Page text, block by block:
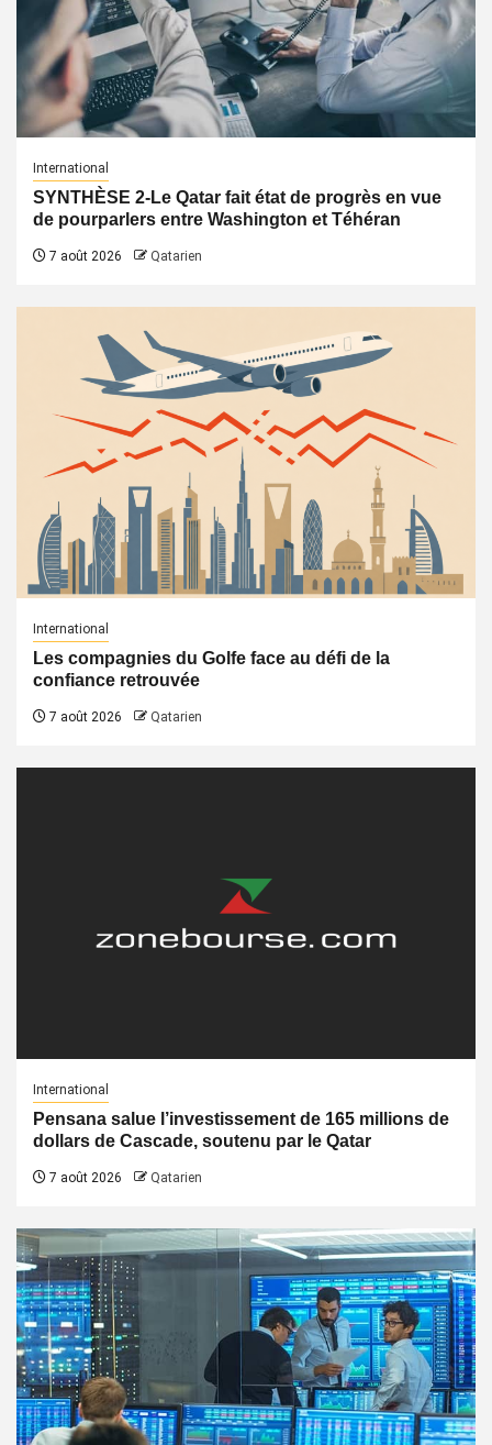
International
SYNTHÈSE 2-Le Qatar fait état de progrès en vue
de pourparlers entre Washington et Téhéran
7 août 2026 Qatarien
International
Les compagnies du Golfe face au défi de la
confiance retrouvée
7 août 2026 Qatarien
International
Pensana salue l’investissement de 165 millions de
dollars de Cascade, soutenu par le Qatar
7 août 2026 Qatarien